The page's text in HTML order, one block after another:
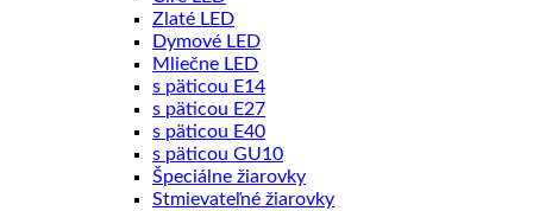
Zlaté LED
Dymové LED
Mliečne LED
s päticou E14
s päticou E27
s päticou E40
s päticou GU10
Špeciálne žiarovky
Stmievateľné žiarovky